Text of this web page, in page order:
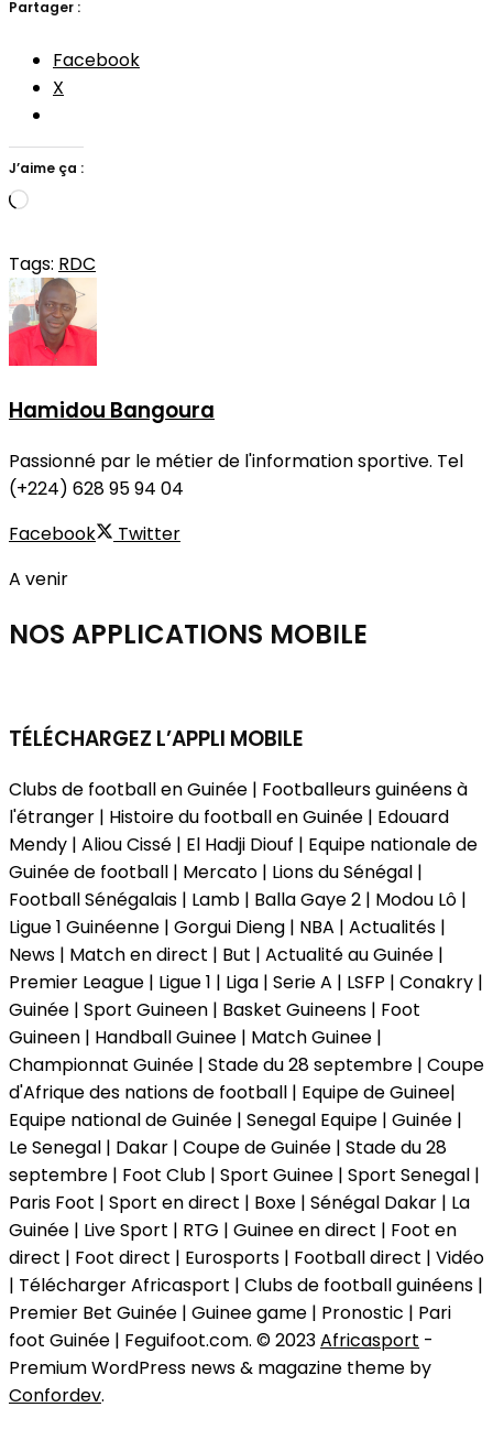
Partager :
Facebook
X
J’aime ça :
Chargement…
Tags: RDC
Hamidou Bangoura
Passionné par le métier de l'information sportive. Tel
(+224) 628 95 94 04
Facebook
Twitter
A venir
NOS APPLICATIONS MOBILE
TÉLÉCHARGEZ L’APPLI MOBILE
Clubs de football en Guinée | Footballeurs guinéens à
l'étranger | Histoire du football en Guinée | Edouard
Mendy | Aliou Cissé | El Hadji Diouf | Equipe nationale de
Guinée de football | Mercato | Lions du Sénégal |
Football Sénégalais | Lamb | Balla Gaye 2 | Modou Lô |
Ligue 1 Guinéenne | Gorgui Dieng | NBA | Actualités |
News | Match en direct | But | Actualité au Guinée |
Premier League | Ligue 1 | Liga | Serie A | LSFP | Conakry |
Guinée | Sport Guineen | Basket Guineens | Foot
Guineen | Handball Guinee | Match Guinee |
Championnat Guinée | Stade du 28 septembre | Coupe
d'Afrique des nations de football | Equipe de Guinee|
Equipe national de Guinée | Senegal Equipe | Guinée |
Le Senegal | Dakar | Coupe de Guinée | Stade du 28
septembre | Foot Club | Sport Guinee | Sport Senegal |
Paris Foot | Sport en direct | Boxe | Sénégal Dakar | La
Guinée | Live Sport | RTG | Guinee en direct | Foot en
direct | Foot direct | Eurosports | Football direct | Vidéo
| Télécharger Africasport | Clubs de football guinéens |
Premier Bet Guinée | Guinee game | Pronostic | Pari
foot Guinée | Feguifoot.com. © 2023Africasport -
Premium WordPress news & magazine theme by
Confordev.